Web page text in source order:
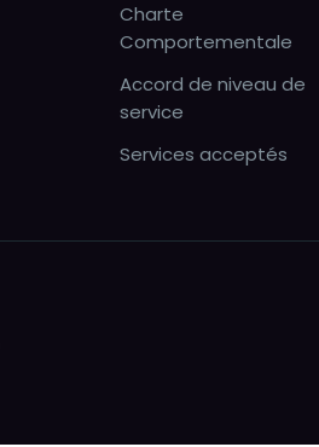
Charte
Comportementale
Accord de niveau de
service
Services acceptés